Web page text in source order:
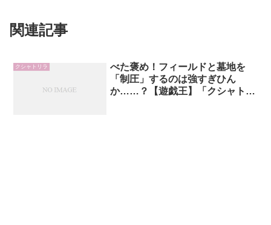
関連記事
クシャトリラ
べた褒め！フィールドと墓地を
「制圧」するのは強すぎひん
か……？【遊戯王】「クシャトリ